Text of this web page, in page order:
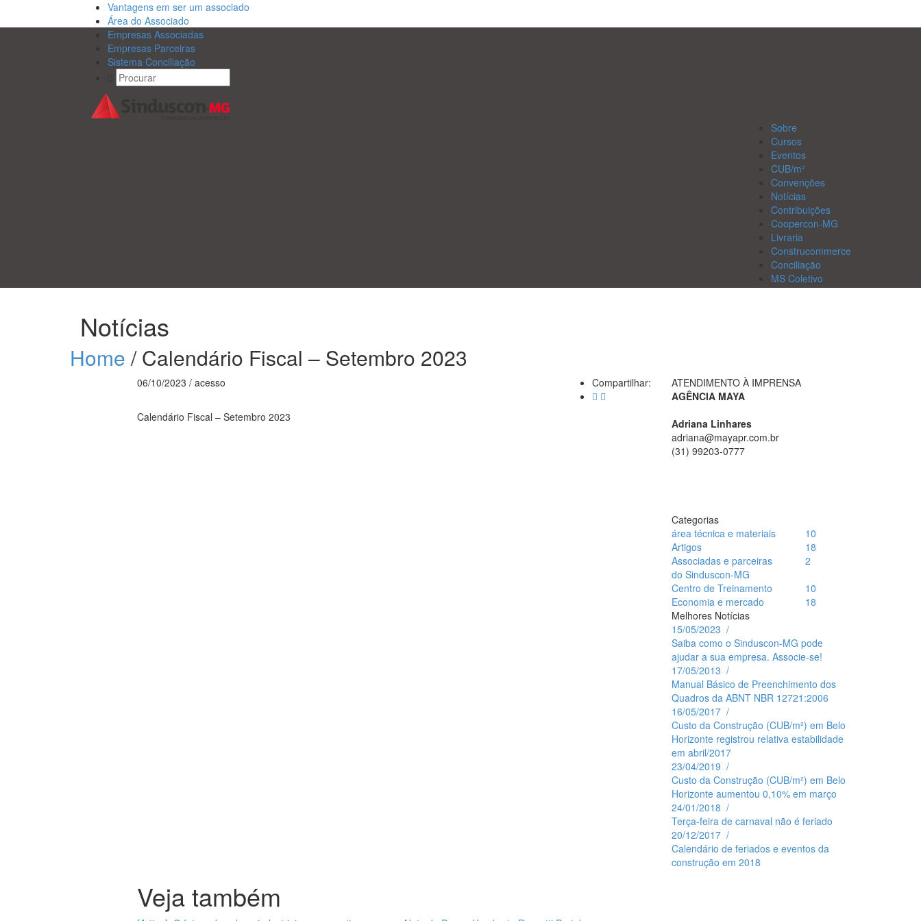
Vantagens em ser um associado
Área do Associado
Empresas Associadas
Empresas Parceiras
Sistema Conciliação
Sobre
Cursos
Eventos
CUB/m²
Convenções
Notícias
Contribuições
Coopercon-MG
Livraria
Construcommerce
Conciliação
MS Coletivo
Notícias
Home /Calendário Fiscal – Setembro 2023
06/10/2023 / acesso Compartilhar:
Calendário Fiscal – Setembro 2023
ATENDIMENTO À IMPRENSA
AGÊNCIA MAYA
Adriana Linhares
adriana@mayapr.com.br
(31) 99203-0777
Categorias
área técnica e materiais
10
Artigos
18
Associadas e parceiras
do Sinduscon-MG
2
Centro de Treinamento
10
Economia e mercado
18
Melhores Notícias
15/05/2023 /
Saiba como o Sinduscon-MG pode
ajudar a sua empresa. Associe-se!
17/05/2013 /
Manual Básico de Preenchimento dos
Quadros da ABNT NBR 12721:2006
16/05/2017 /
Custo da Construção (CUB/m²) em Belo
Horizonte registrou relativa estabilidade
em abril/2017
23/04/2019 /
Custo da Construção (CUB/m²) em Belo
Horizonte aumentou 0,10% em março
24/01/2018 /
Terça-feira de carnaval não é feriado
20/12/2017 /
Calendário de feriados e eventos da
construção em 2018
Veja também